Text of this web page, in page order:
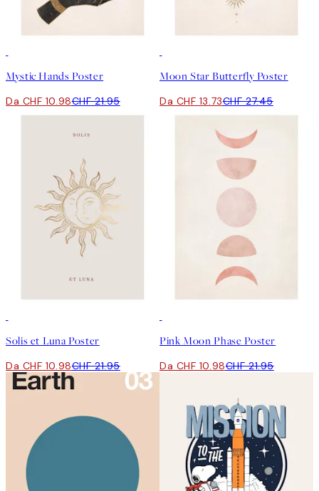
Mystic Hands Poster
Da CHF 10.98CHF 21.95
Moon Star Butterfly Poster
Da CHF 13.73CHF 27.45
Solis et Luna Poster
Da CHF 10.98CHF 21.95
Pink Moon Phase Poster
Da CHF 10.98CHF 21.95